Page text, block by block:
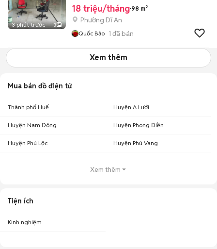
3 phút trước 3
18 triệu/tháng 98 m²
Phường Dĩ An
Quốc Bảo 1 đã bán
Xem thêm
Mua bán đồ điện tử
Thành phố Huế Huyện A Lưới
Huyện Nam Đông Huyện Phong Điền
Huyện Phú Lộc Huyện Phú Vang
Xem thêm
Tiện ích
Kinh nghiệm